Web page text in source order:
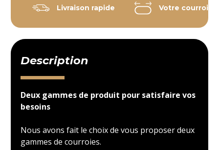
Livraison rapide Votre courroie
Description
Deux gammes de produit pour satisfaire vos
besoins
Nous avons fait le choix de vous proposer deux
gammes de courroies.